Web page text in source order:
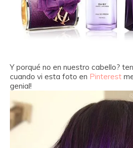
Y porqué no en nuestro cabello?
cuando vi esta foto en Pinterest
genial!